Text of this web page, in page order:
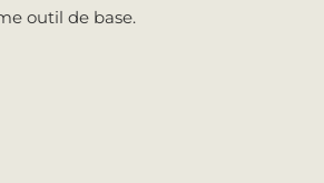
outil de base.